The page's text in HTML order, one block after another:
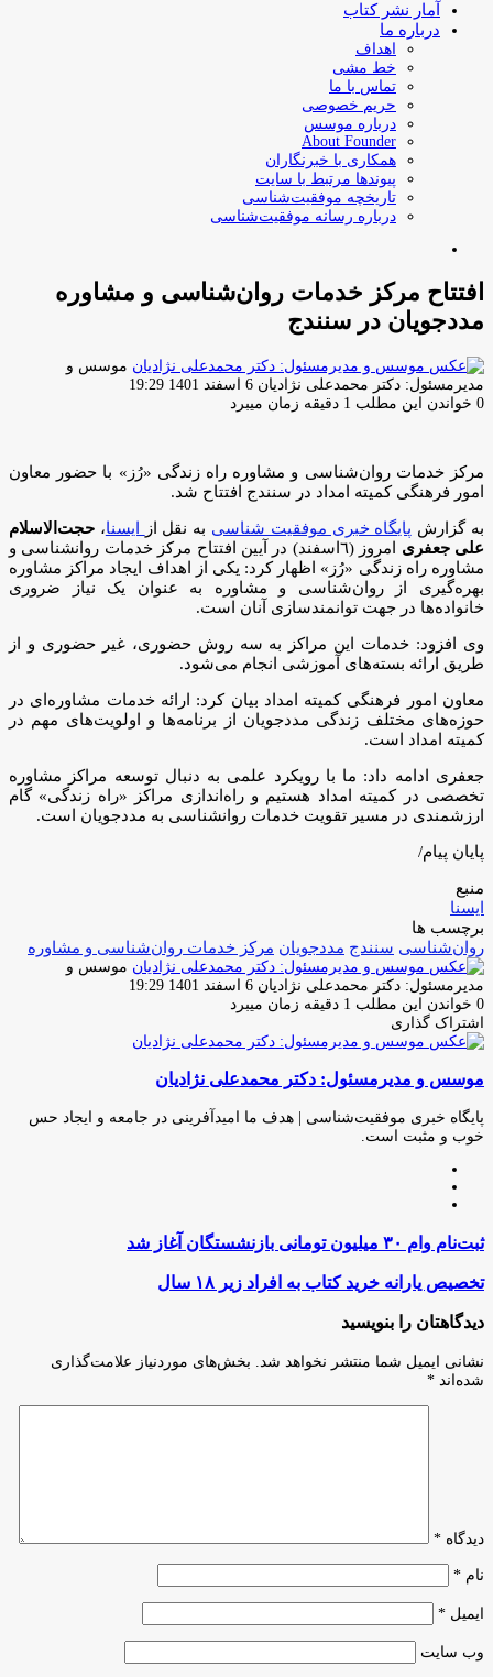
آمار نشر کتاب
درباره ما
اهداف
خط مشی
تماس با ما
حریم خصوصی
درباره موسس
About Founder
همکاری با خبرنگاران
پیوندها مرتبط با سایت
تاریخچه موفقیت‌شناسی
درباره رسانه موفقیت‌شناسی
افتتاح مرکز خدمات روان‌شناسی و مشاوره
مددجویان در سنندج
موسس و
مدیرمسئول: دکتر محمدعلی نژادیان ارسال
ایمیل
6 اسفند 1401 19:29
0 خواندن این مطلب 1 دقیقه زمان میبرد
مرکز خدمات روان‌شناسی و مشاوره راه زندگی «رُز» با حضور معاون
امور فرهنگی کمیته امداد در سنندج افتتاح شد.
به گزارش پایگاه خبری موفقیت شناسی به نقل از ایسنا، حجت‌الاسلام
علی جعفری
امروز (٦اسفند) در آیین افتتاح مرکز خدمات روانشناسی و
مشاوره راه زندگی «رُز» اظهار کرد: یکی از اهداف ایجاد مراکز مشاوره
بهره‌گیری از روان‌شناسی و مشاوره به عنوان یک نیاز ضروری
خانواده‌ها در جهت توانمندسازی آنان است.
وی افزود: خدمات این مراکز به سه روش حضوری، غیر حضوری و از
طریق ارائه بسته‌های آموزشی انجام می‌شود.
معاون امور فرهنگی کمیته‌ امداد بیان کرد: ارائه خدمات مشاوره‌ای در
حوزه‌های مختلف زندگی مددجویان از برنامه‌ها و اولویت‌های مهم در
کمیته امداد است.
جعفری ادامه داد: ما با رویکرد علمی به دنبال توسعه مراکز مشاوره
تخصصی در کمیته امداد هستیم و راه‌اندازی مراکز «راه زندگی» گام
ارزشمندی در مسیر تقویت خدمات روانشناسی به مددجویان است.
پایان پیام/
منبع
ایسنا
برچسب ها
روان‌شناسی سنندج مددجویان مرکز خدمات روان‌شناسی و مشاوره
موسس و
مدیرمسئول: دکتر محمدعلی نژادیان ارسال
ایمیل
6 اسفند 1401 19:29
0 خواندن این مطلب 1 دقیقه زمان میبرد
اشتراک گذاری
فیس
توئیتر
لینکدین
واتس
تلگرام
اشتراک
از
ایمیل
چاپ
موسس و مدیرمسئول: دکتر محمدعلی نژادیان
پایگاه خبری موفقیت‌شناسی | هدف ما امیدآفرینی در جامعه و ایجاد حس
خوب و مثبت است.
ثبت‌نام
۳۰
میلیون
تومانی
بازنشستگان
آغاز
شد
ثبت‌نام وام ۳۰ میلیون تومانی بازنشستگان آغاز شد
تخصیص
خرید
به
افراد
تخصیص یارانه خرید کتاب به افراد زیر ۱۸ سال
دیدگاهتان را بنویسید
نشانی ایمیل شما منتشر نخواهد شد.
بخش‌های موردنیاز علامت‌گذاری
شده‌اند *
دیدگاه *
نام *
ایمیل *
وب‌ سایت